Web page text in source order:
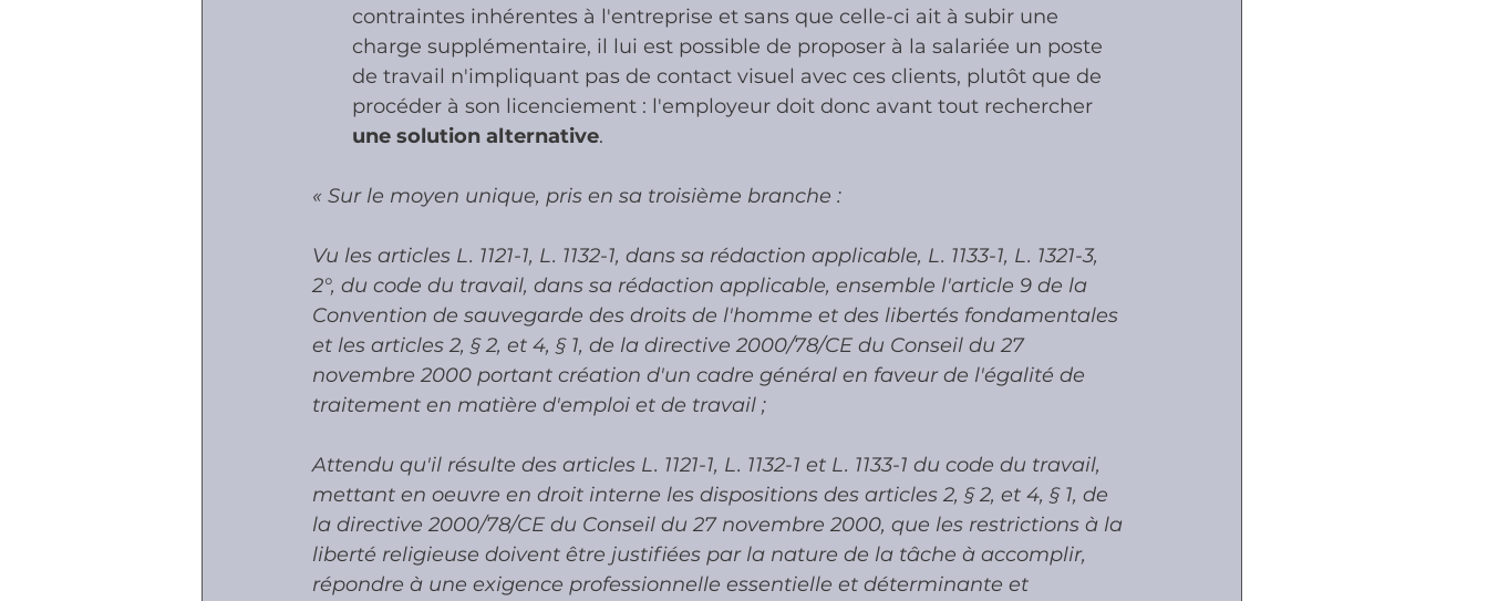
contraintes inhérentes à l'entreprise et sans que celle-ci ait à subir une
charge supplémentaire, il lui est possible de proposer à la salariée un poste
de travail n'impliquant pas de contact visuel avec ces clients, plutôt que de
procéder à son licenciement : l'employeur doit donc avant tout rechercher
une solution alternative.
« Sur le moyen unique, pris en sa troisième branche :
Vu les articles L. 1121-1, L. 1132-1, dans sa rédaction applicable, L. 1133-1, L. 1321-3,
2°, du code du travail, dans sa rédaction applicable, ensemble l'article 9 de la
Convention de sauvegarde des droits de l'homme et des libertés fondamentales
et les articles 2, § 2, et 4, § 1, de la directive 2000/78/CE du Conseil du 27
novembre 2000 portant création d'un cadre général en faveur de l'égalité de
traitement en matière d'emploi et de travail ;
Attendu qu'il résulte des articles L. 1121-1, L. 1132-1 et L. 1133-1 du code du travail,
mettant en oeuvre en droit interne les dispositions des articles 2, § 2, et 4, § 1, de
la directive 2000/78/CE du Conseil du 27 novembre 2000, que les restrictions à la
liberté religieuse doivent être justifiées par la nature de la tâche à accomplir,
répondre à une exigence professionnelle essentielle et déterminante et